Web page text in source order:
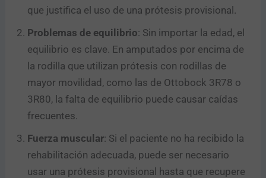
que justifica el uso de una prótesis provisional.
Problemas de equilibrio: Sin importar la edad, el
equilibrio es clave. En amputados por encima de
la rodilla que utilizan prótesis con rodillas de
mayor movilidad, como las de Ottobock 3R78 o
3R80, la falta de equilibrio puede causar caídas
frecuentes.
Fuerza muscular: Si el paciente no ha recibido la
rehabilitación adecuada, puede ser necesario
usar una prótesis provisional hasta que recupere